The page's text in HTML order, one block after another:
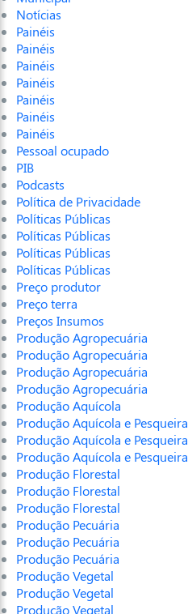
Notícias
Painéis
Painéis
Painéis
Painéis
Painéis
Painéis
Painéis
Pessoal ocupado
PIB
Podcasts
Política de Privacidade
Políticas Públicas
Políticas Públicas
Políticas Públicas
Políticas Públicas
Preço produtor
Preço terra
Preços Insumos
Produção Agropecuária
Produção Agropecuária
Produção Agropecuária
Produção Agropecuária
Produção Aquícola
Produção Aquícola e Pesqueira
Produção Aquícola e Pesqueira
Produção Aquícola e Pesqueira
Produção Florestal
Produção Florestal
Produção Florestal
Produção Pecuária
Produção Pecuária
Produção Pecuária
Produção Vegetal
Produção Vegetal
Produção Vegetal